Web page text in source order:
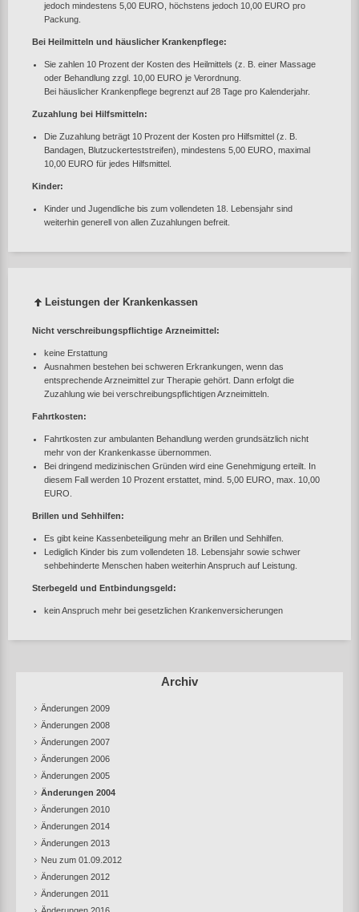
Archiv
Änderungen 2009
Änderungen 2008
Änderungen 2007
Änderungen 2006
Änderungen 2005
Änderungen 2004
Änderungen 2010
Änderungen 2014
Änderungen 2013
Neu zum 01.09.2012
Änderungen 2012
Änderungen 2011
Änderungen 2016
jedoch mindestens 5,00 EURO, höchstens jedoch 10,00 EURO pro
Packung.
Bei Heilmitteln und häuslicher Krankenpflege:
Sie zahlen 10 Prozent der Kosten des Heilmittels (z. B. einer Massage
oder Behandlung zzgl. 10,00 EURO je Verordnung.
Bei häuslicher Krankenpflege begrenzt auf 28 Tage pro Kalenderjahr.
Zuzahlung bei Hilfsmitteln:
Die Zuzahlung beträgt 10 Prozent der Kosten pro Hilfsmittel (z. B.
Bandagen, Blutzuckerteststreifen), mindestens 5,00 EURO, maximal
10,00 EURO für jedes Hilfsmittel.
Kinder:
Kinder und Jugendliche bis zum vollendeten 18. Lebensjahr sind
weiterhin generell von allen Zuzahlungen befreit.
Leistungen der Krankenkassen
Nicht verschreibungspflichtige Arzneimittel:
keine Erstattung
Ausnahmen bestehen bei schweren Erkrankungen, wenn das
entsprechende Arzneimittel zur Therapie gehört. Dann erfolgt die
Zuzahlung wie bei verschreibungspflichtigen Arzneimitteln.
Fahrtkosten:
Fahrtkosten zur ambulanten Behandlung werden grundsätzlich nicht
mehr von der Krankenkasse übernommen.
Bei dringend medizinischen Gründen wird eine Genehmigung erteilt. In
diesem Fall werden 10 Prozent erstattet, mind. 5,00 EURO, max. 10,00
EURO.
Brillen und Sehhilfen:
Es gibt keine Kassenbeteiligung mehr an Brillen und Sehhilfen.
Lediglich Kinder bis zum vollendeten 18. Lebensjahr sowie schwer
sehbehinderte Menschen haben weiterhin Anspruch auf Leistung.
Sterbegeld und Entbindungsgeld:
kein Anspruch mehr bei gesetzlichen Krankenversicherungen